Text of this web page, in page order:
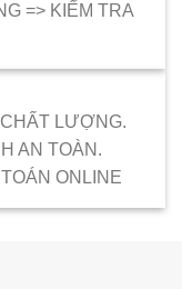
=> KIẾM TRA
LƯỢNG.
AN TOÀN.
ONLINE